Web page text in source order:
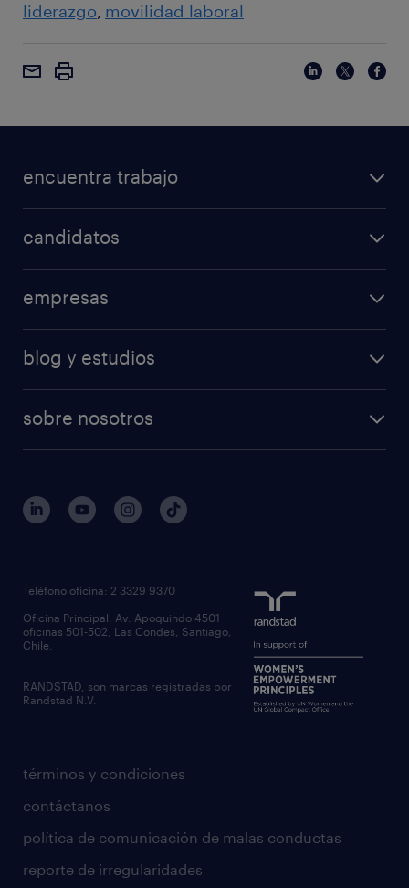
liderazgo movilidad laboral
encuentra trabajo
candidatos
empresas
blog y estudios
sobre nosotros
términos y condiciones
contáctanos
política de comunicación de malas conductas
reporte de irregularidades
Teléfono oficina: 2 3329 9370
Oficina Principal: Av. Apoquindo 4501
oficinas 501-502, Las Condes, Santiago,
Chile.
RANDSTAD, son marcas registradas por
Randstad N.V.